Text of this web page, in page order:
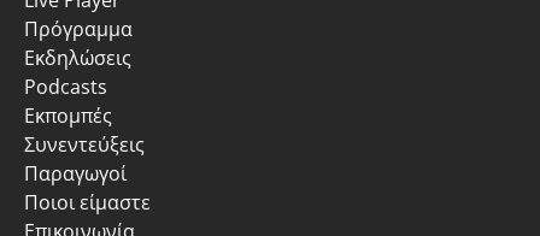
Πρόγραμμα
Εκδηλώσεις
Podcasts
Εκπομπές
Συνεντεύξεις
Παραγωγοί
Ποιοι είμαστε